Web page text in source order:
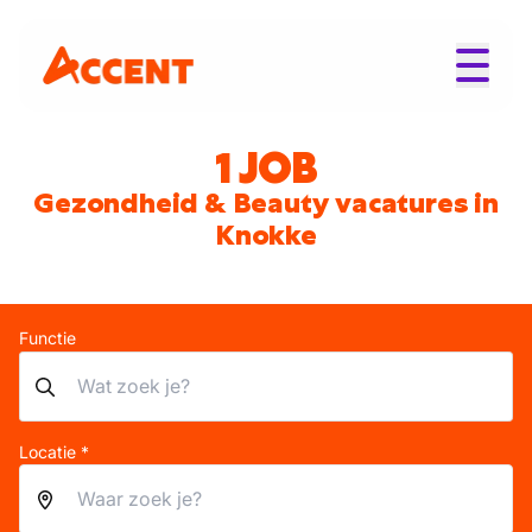
1 JOB
Gezondheid & Beauty vacatures in
Knokke
Functie
Locatie *